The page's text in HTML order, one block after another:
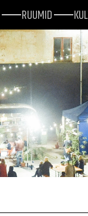
RUUMID